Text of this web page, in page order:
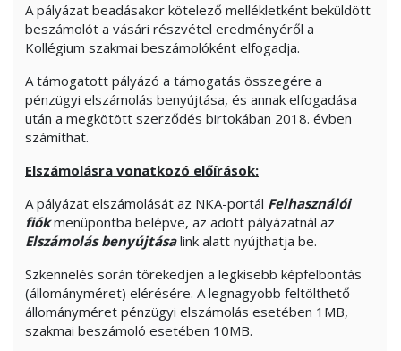
A pályázat beadásakor kötelező mellékletként beküldött
beszámolót a vásári részvétel eredményéről a
Kollégium szakmai beszámolóként elfogadja.
A támogatott pályázó a támogatás összegére a
pénzügyi elszámolás benyújtása, és annak elfogadása
után a megkötött szerződés birtokában 2018. évben
számíthat.
Elszámolásra vonatkozó előírások:
A pályázat elszámolását az NKA-portál Felhasználói
fiókmenüpontba belépve, az adott pályázatnál az
Elszámolás benyújtásalink alatt nyújthatja be.
Szkennelés során törekedjen a legkisebb képfelbontás
(állományméret) elérésére. A legnagyobb feltölthető
állományméret pénzügyi elszámolás esetében 1MB,
szakmai beszámoló esetében 10MB.